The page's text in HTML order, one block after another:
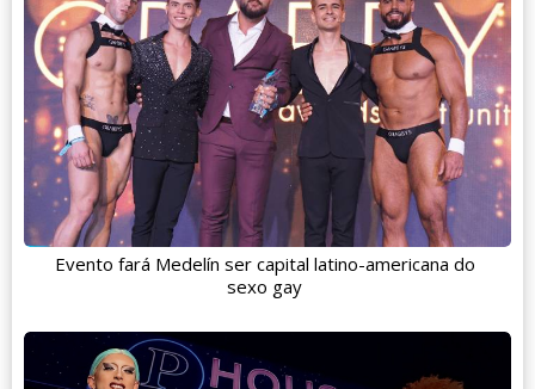
Evento fará Medelín ser capital latino-americana do
sexo gay